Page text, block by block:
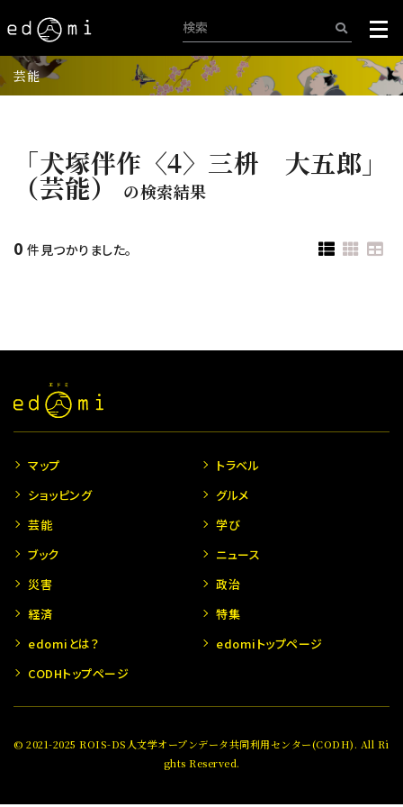
芸能
「犬塚伴作〈4〉三枡 大五郎」
（芸能） の検索結果
0 件見つかりました。
マップ
トラベル
ショッピング
グルメ
芸能
学び
ブック
ニュース
災害
政治
経済
特集
edomiとは？
edomiトップページ
CODHトップページ
© 2021-2025 ROIS-DS人文学オープンデータ共同利用センター(CODH). All Ri
ghts Reserved.